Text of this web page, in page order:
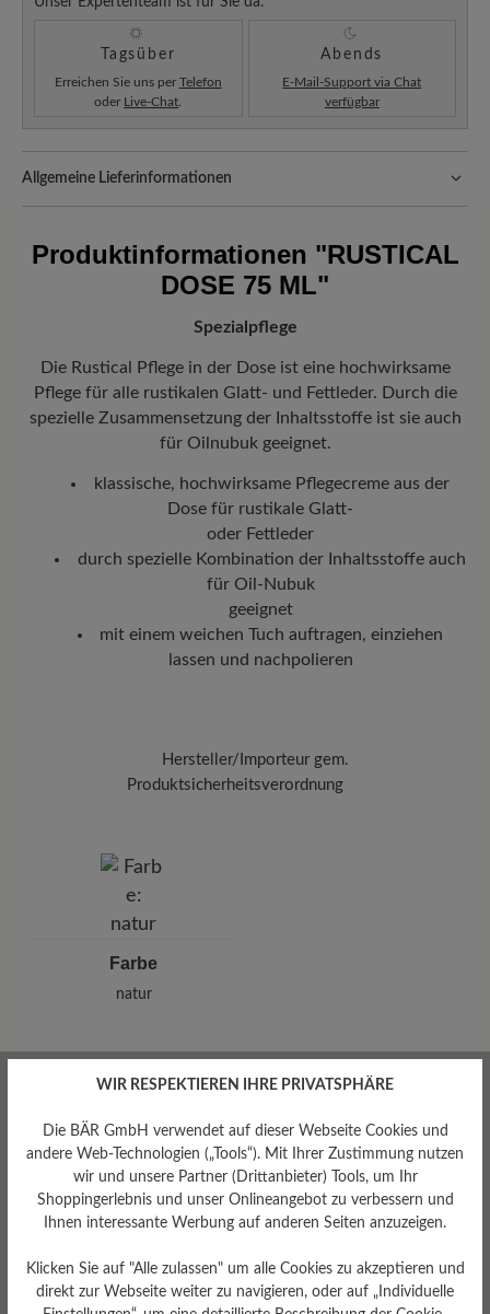
Tagsüber
Erreichen Sie uns per Telefon
oder Live-Chat
Abends
E-Mail-Support via Chat
verfügbar
Allgemeine Lieferinformationen
hinzugefügt – unabhängig vom Bestellwert.
Freuen Sie sich auf Ihr Paket!Sobald Ihre Bestellung unser Lager in
Mit der beigefügten Sendungsnummer können Sie genau
befindet.
Produktinformationen "RUSTICAL
DOSE 75 ML"
Spezialpflege
Die Rustical Pflege in der Dose ist eine hochwirksame
Pflege für alle rustikalen Glatt- und Fettleder. Durch die
spezielle Zusammensetzung der Inhaltsstoffe ist sie auch
für Oilnubuk geeignet.
klassische, hochwirksame Pflegecreme aus der
Dose für rustikale Glatt-
oder Fettleder
durch spezielle Kombination der Inhaltsstoffe auch
für Oil-Nubuk
geeignet
mit einem weichen Tuch auftragen, einziehen
lassen und nachpolieren
Hersteller/Importeur gem.
Produktsicherheitsverordnung
Hermsdorfer Str. 70, 13437 Berlin, Deutschland
Farbe
natur
Bewertungen lesen
0 von 0 Bewertungen
Durchschnittliche Bewertung
WIR RESPEKTIEREN IHRE PRIVATSPHÄRE
Die BÄR GmbH verwendet auf dieser Webseite Cookies und
andere Web-Technologien („Tools“). Mit Ihrer Zustimmung nutzen
wir und unsere Partner (Drittanbieter) Tools, um Ihr
Shoppingerlebnis und unser Onlineangebot zu verbessern und
Ihnen interessante Werbung auf anderen Seiten anzuzeigen.
Klicken Sie auf "Alle zulassen" um alle Cookies zu akzeptieren und
direkt zur Webseite weiter zu navigieren, oder auf „Individuelle